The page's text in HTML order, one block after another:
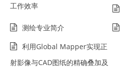
工作效率
测绘专业简介
利用Global Mapper实现正
射影像与CAD图纸的精确叠加及